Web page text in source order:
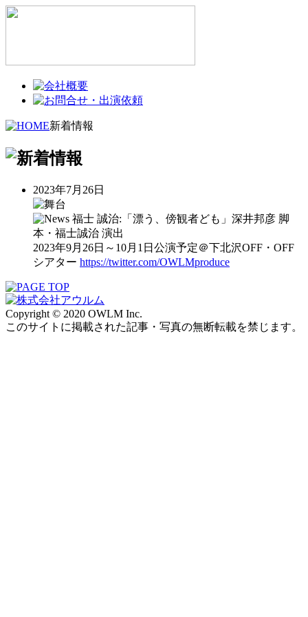
新着情報
2023年7月26日
福士 誠治:「漂う、傍観者ども」深井邦彦 脚
本・福士誠治 演出
2023年9月26日～10月1日公演予定＠下北沢OFF・OFF
シアター https://twitter.com/OWLMproduce
Copyright © 2020 OWLM Inc.
このサイトに掲載された記事・写真の無断転載を禁じます。